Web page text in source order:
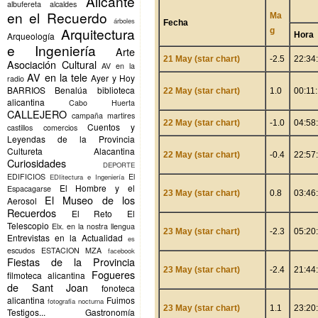
albufereta alcaldes
en el Recuerdo
árboles
Arqueología Arquitectura
e Ingeniería
Arte
Asociación Cultural AV en la
radio AV en la tele Ayer y Hoy
BARRIOS
Benalúa
biblioteca
alicantina
Cabo Huerta
CALLEJERO campaña martires
castillos
comercios
Cuentos y
Leyendas de la Provincia
Cultureta Alacantina
Curiosidades DEPORTE
EDIFICIOS EDIitectura e Ingeniería El
Espacagarse
El Hombre y el
Aerosol
El Museo de los
Recuerdos
El Reto
El
Telescopio Elx. en la nostra llengua
Entrevistas en la Actualidad es
escudos ESTACION MZA facebook
Fiestas de la Provincia
filmoteca alicantina
Fogueres
de Sant Joan
fonoteca
alicantina fotografia nocturna Fuimos
Testigos...
Gastronomía
Fecha
Ma
g
Hora
21 May (star chart) -2.5
22 May (star chart) 1.0
22 May (star chart) -1.0
22 May (star chart) -0.4
23 May (star chart) 0.8
23 May (star chart) -2.3
23 May (star chart) -2.4
23 May (star chart) 1.1